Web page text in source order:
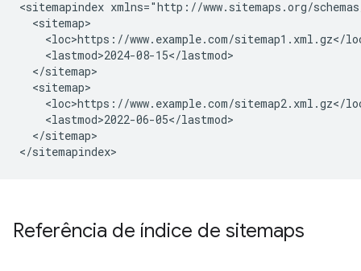
<sitemapindex xmlns="http://www.sitemaps.org/
  <sitemap>
<loc>https://www.example.com/sitemap1.xml.gz</
    <lastmod>2024-08-15</lastmod>
  </sitemap>
  <sitemap>
<loc>https://www.example.com/sitemap2.xml.gz</
    <lastmod>2022-06-05</lastmod>
  </sitemap>
</sitemapindex>
Referência de índice de sitemaps